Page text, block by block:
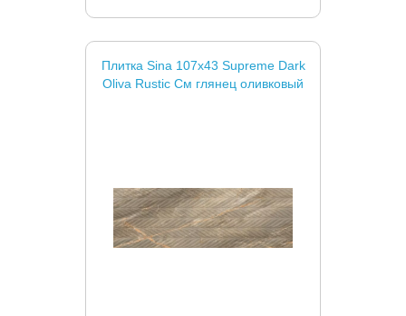
Плитка Sina 107x43 Supreme Dark
Oliva Rustic См глянец оливковый